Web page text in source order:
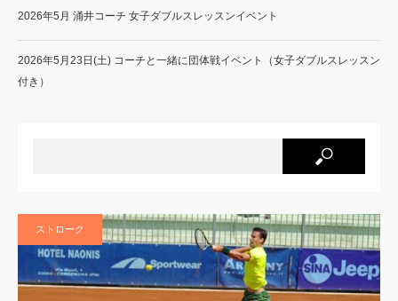
2026年5月 涌井コーチ 女子ダブルスレッスンイベント
2026年5月23日(土) コーチと一緒に団体戦イベント（女子ダブルスレッスン
付き）
ストローク